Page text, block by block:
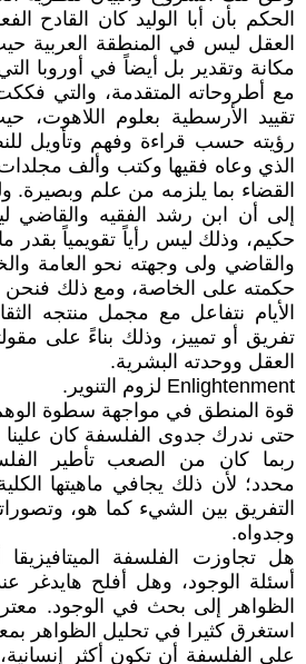
الحكم بأن أبا الوليد كان القادح
العقل ليس في المنطقة العربية
مكانة وتقدير بل أيضاً في أوروبا
مع أطروحاته المتقدمة، والتي
تقييد الأرسطية بعلوم اللاهوت،
رؤيته حسب قراءة وفهم وتأويل
الذي وعاه فقيها وكتب وألف
القضاء بما يلزمه من علم وبصيرة.
إلى أن ابن رشد الفقيه والقاضي
حكيم، وذلك ليس رأياً تقويمياً بقدر
والقاضي ولى وجهته نحو العامة
حكمته على الخاصة، ومع ذلك فنحن
الأيام نتفاعل مع مجمل منتجه
تفريق أو تمييز، وذلك بناءً على
العقل ووحدته البشرية.
Enlightenment لزوم التنوير.
قوة المنطق في مواجهة سطوة
حتى ندرك جدوى الفلسفة كان
ربما كان من الصعب تأطير
محدد؛ لأن ذلك يجافي ماهيتها
التفريق بين الشيء كما هو،
وجدواه.
هل تجاوزت الفلسفة
أسئلة الوجود، وهل أفلح هايدغر
الظواهر إلى بحث في الوجود.
استغرق كثيرا في تحليل الظواهر
على الفلسفة أن تكون أكثر إنسانية،